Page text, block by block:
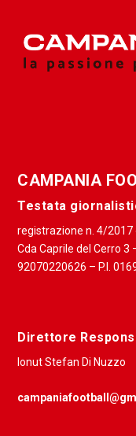
CAMPANIA
Testata
registrazione n. 4/2017
Cda Caprile del Cerro 3
92070220626 – P.I.
Direttore
Ionut Stefan Di Nuzzo